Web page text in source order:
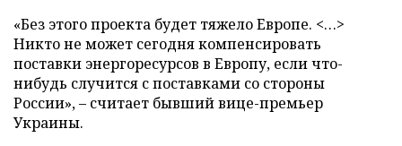
«Без этого проекта будет тяжело Европе. <…>
Никто не может сегодня компенсировать
поставки энергоресурсов в Европу, если что-
нибудь случится с поставками со стороны
России», – считает бывший вице-премьер
Украины.